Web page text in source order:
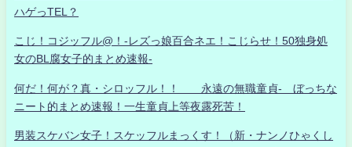
ハゲっTEL？
こじ！コジッフル@！-レズっ娘百合ネエ！こじらせ！50独身処
女のBL腐女子的まとめ速報-
何だ！何が？真・シロッフル！！ 永遠の無職童貞- ぼっちな
ニート的まとめ速報！一生童貞上等夜露死苦！
男装スケバン女子！スケッフルまっくす！（新・ナンノひゃくし